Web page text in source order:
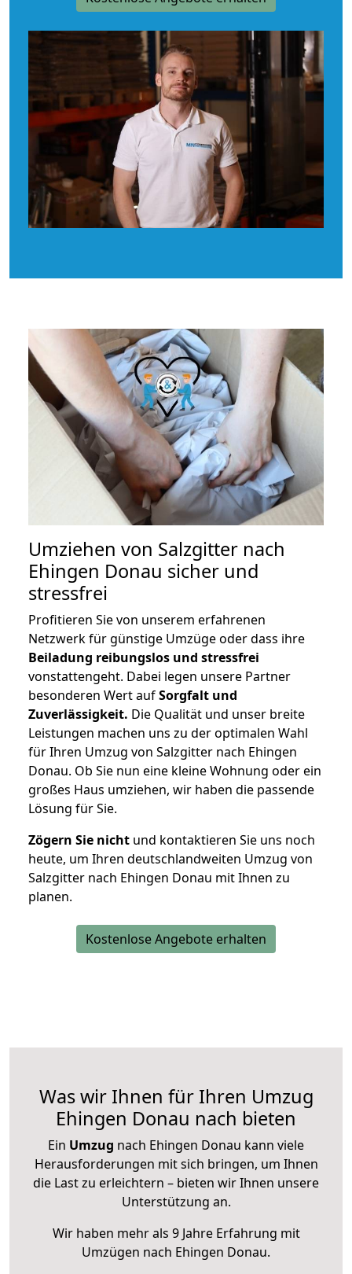
Umziehen von Salzgitter nach
Ehingen Donau sicher und
stressfrei
Profitieren Sie von unserem erfahrenen
Netzwerk für günstige Umzüge oder dass ihre
Beiladung reibungslos und stressfrei
vonstattengeht. Dabei legen unsere Partner
besonderen Wert aufSorgfalt und
Zuverlässigkeit. Die Qualität und unser breite
Leistungen machen uns zu der optimalen Wahl
für Ihren Umzug von Salzgitter nach Ehingen
Donau. Ob Sie nun eine kleine Wohnung oder ein
großes Haus umziehen, wir haben die passende
Lösung für Sie.
Zögern Sie nicht und kontaktieren Sie uns noch
heute, um Ihren deutschlandweiten Umzug von
Salzgitter nach Ehingen Donau mit Ihnen zu
planen.
Kostenlose Angebote erhalten
Was wir Ihnen für Ihren Umzug
Ehingen Donau nach bieten
Ein Umzug nach Ehingen Donau kann viele
Herausforderungen mit sich bringen, um Ihnen
die Last zu erleichtern – bieten wir Ihnen unsere
Unterstützung an.
Wir haben mehr als 9 Jahre Erfahrung mit
Umzügen nach Ehingen Donau.